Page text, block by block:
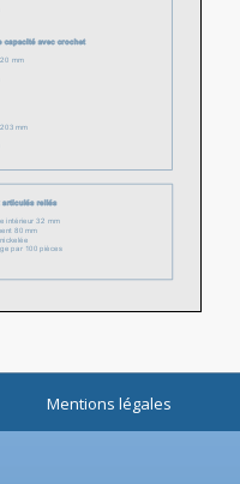
Mentions légales